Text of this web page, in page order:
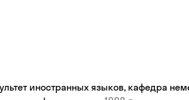
иностранных языков, кафедра
Skyeng Chat
online